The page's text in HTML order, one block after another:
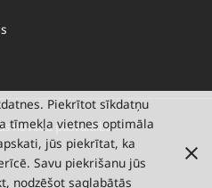
novada pašvaldība
Piekrītot sīkdatņu
tīmekļa vietnes optimāla
jūs piekrītat, ka
Savu piekrišanu jūs
nodzēšot saglabātās